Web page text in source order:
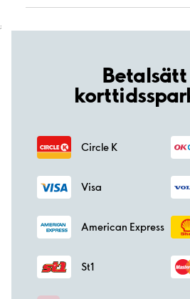
;
Circle K
Visa
American Express
St1